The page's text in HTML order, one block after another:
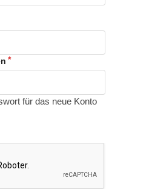
für das neue Konto